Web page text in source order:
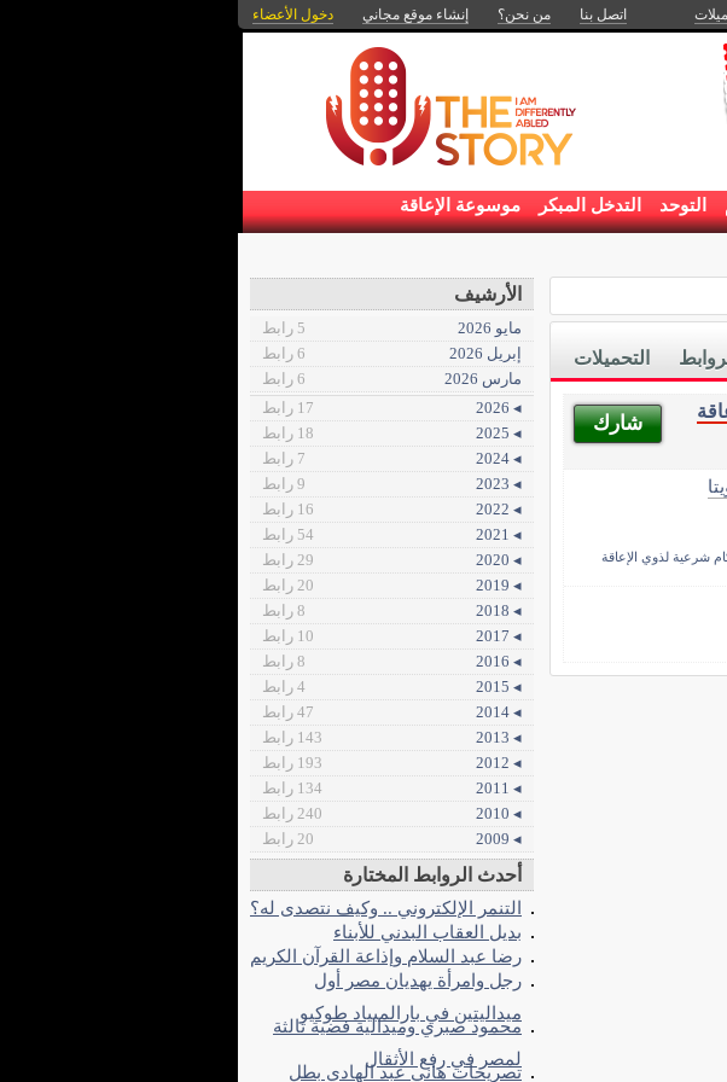
اتصل بنا من نحن؟ إنشاء موقع مجاني دخول الأعضاء
التوحد التدخل المبكر موسوعة الإعاقة
التحميلات
شارك
شرعية لذوي الإعاقة
الأرشيف
مايو 2026
5 رابط
إبريل 2026
6 رابط
مارس 2026
6 رابط
◂ 2026
17 رابط
◂ 2025
18 رابط
◂ 2024
7 رابط
◂ 2023
9 رابط
◂ 2022
16 رابط
◂ 2021
54 رابط
◂ 2020
29 رابط
◂ 2019
20 رابط
◂ 2018
8 رابط
◂ 2017
10 رابط
◂ 2016
8 رابط
◂ 2015
4 رابط
◂ 2014
47 رابط
◂ 2013
143 رابط
◂ 2012
193 رابط
◂ 2011
134 رابط
◂ 2010
240 رابط
◂ 2009
20 رابط
أحدث الروابط المختارة
التنمر الإلكتروني .. وكيف نتصدى له؟
بديل العقاب البدني للأبناء
رضا عبد السلام وإذاعة القرآن الكريم
رجل وامرأة يهديان مصر أول
ميداليتين في بارالمبياد طوكيو
محمود صبري وميدالية فضية ثالثة
لمصر في رفع الأثقال
تصريحات هاني عبد الهادي بطل